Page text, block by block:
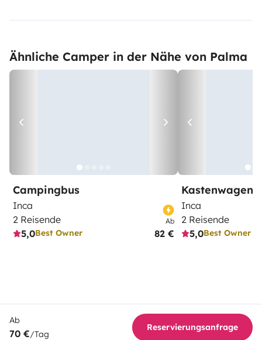
Ähnliche Camper in der Nähe von Palma
Campingbus
Inca
2 Reisende
5,0Best Owner
Ab
82 €
Kastenwagen
Inca
2 Reisende
5,0Best Owner
Ab
70 €/Tag
Reservierungsanfrage